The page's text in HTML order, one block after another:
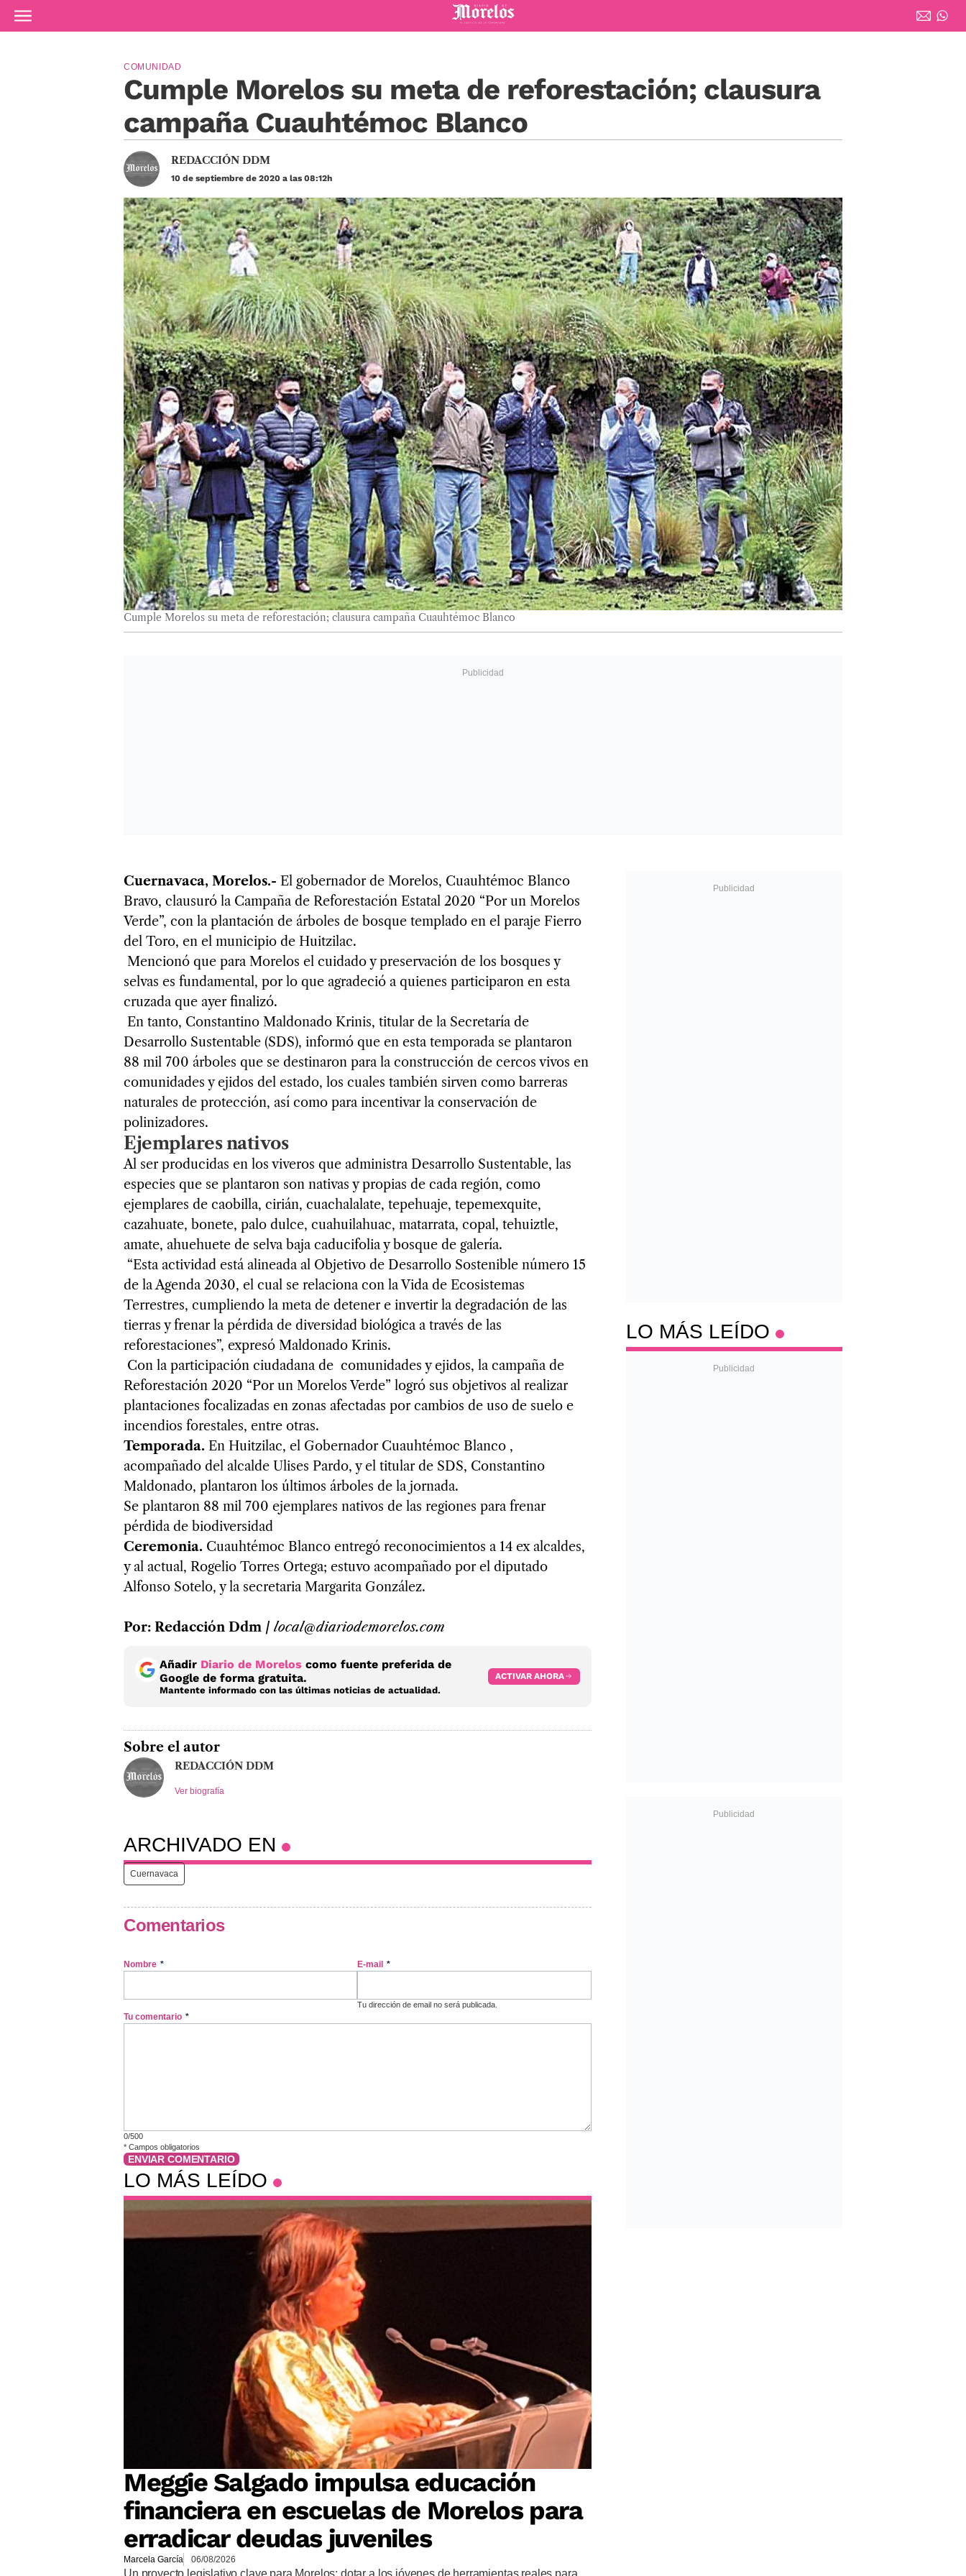
Ir al contenido principal
Diario de Morelos
Cumple Morelos su meta de reforestación; clausura
campaña Cuauhtémoc Blanco
COMUNIDAD
REDACCIÓN DDM
10 de septiembre de 2020 a las 08:12h
Cumple Morelos su meta de reforestación; clausura campaña Cuauhtémoc Blanco
Cuernavaca, Morelos.- El gobernador de Morelos, Cuauhtémoc Blanco
Bravo, clausuró la Campaña de Reforestación Estatal 2020 “Por un Morelos
Verde”, con la plantación de árboles de bosque templado en el paraje Fierro
del Toro, en el municipio de Huitzilac.
Mencionó que para Morelos el cuidado y preservación de los bosques y
selvas es fundamental, por lo que agradeció a quienes participaron en esta
cruzada que ayer finalizó.
En tanto, Constantino Maldonado Krinis, titular de la Secretaría de
Desarrollo Sustentable (SDS), informó que en esta temporada se plantaron
88 mil 700 árboles que se destinaron para la construcción de cercos vivos en
comunidades y ejidos del estado, los cuales también sirven como barreras
naturales de protección, así como para incentivar la conservación de
polinizadores.
Ejemplares nativos
Al ser producidas en los viveros que administra Desarrollo Sustentable, las
especies que se plantaron son nativas y propias de cada región, como
ejemplares de caobilla, cirián, cuachalalate, tepehuaje, tepemexquite,
cazahuate, bonete, palo dulce, cuahuilahuac, matarrata, copal, tehuiztle,
amate, ahuehuete de selva baja caducifolia y bosque de galería.
“Esta actividad está alineada al Objetivo de Desarrollo Sostenible número 15
de la Agenda 2030, el cual se relaciona con la Vida de Ecosistemas
Terrestres, cumpliendo la meta de detener e invertir la degradación de las
tierras y frenar la pérdida de diversidad biológica a través de las
reforestaciones”, expresó Maldonado Krinis.
Con la participación ciudadana de comunidades y ejidos, la campaña de
Reforestación 2020 “Por un Morelos Verde” logró sus objetivos al realizar
plantaciones focalizadas en zonas afectadas por cambios de uso de suelo e
incendios forestales, entre otras.
Temporada. En Huitzilac, el Gobernador Cuauhtémoc Blanco ,
acompañado del alcalde Ulises Pardo, y el titular de SDS, Constantino
Maldonado, plantaron los últimos árboles de la jornada.
Se plantaron 88 mil 700 ejemplares nativos de las regiones para frenar
pérdida de biodiversidad
Ceremonia. Cuauhtémoc Blanco entregó reconocimientos a 14 ex alcaldes,
y al actual, Rogelio Torres Ortega; estuvo acompañado por el diputado
Alfonso Sotelo, y la secretaria Margarita González.
Por: Redacción Ddm / local@diariodemorelos.com
Añadir Diario de Morelos como fuente preferida de
Google de forma gratuita.
Mantente informado con las últimas noticias de actualidad.
ACTIVAR AHORA
Sobre el autor
REDACCIÓN DDM
Ver biografía
ARCHIVADO EN
Cuernavaca
Comentarios
Nombre * E-mail *
Tu dirección de email no será publicada.
Tu comentario *
0/500
* Campos obligatorios
ENVIAR COMENTARIO
LO MÁS LEÍDO
Meggie Salgado impulsa educación
financiera en escuelas de Morelos para
erradicar deudas juveniles
Marcela García 06/08/2026
Un proyecto legislativo clave para Morelos: dotar a los jóvenes de herramientas reales para
LO MÁS LEÍDO